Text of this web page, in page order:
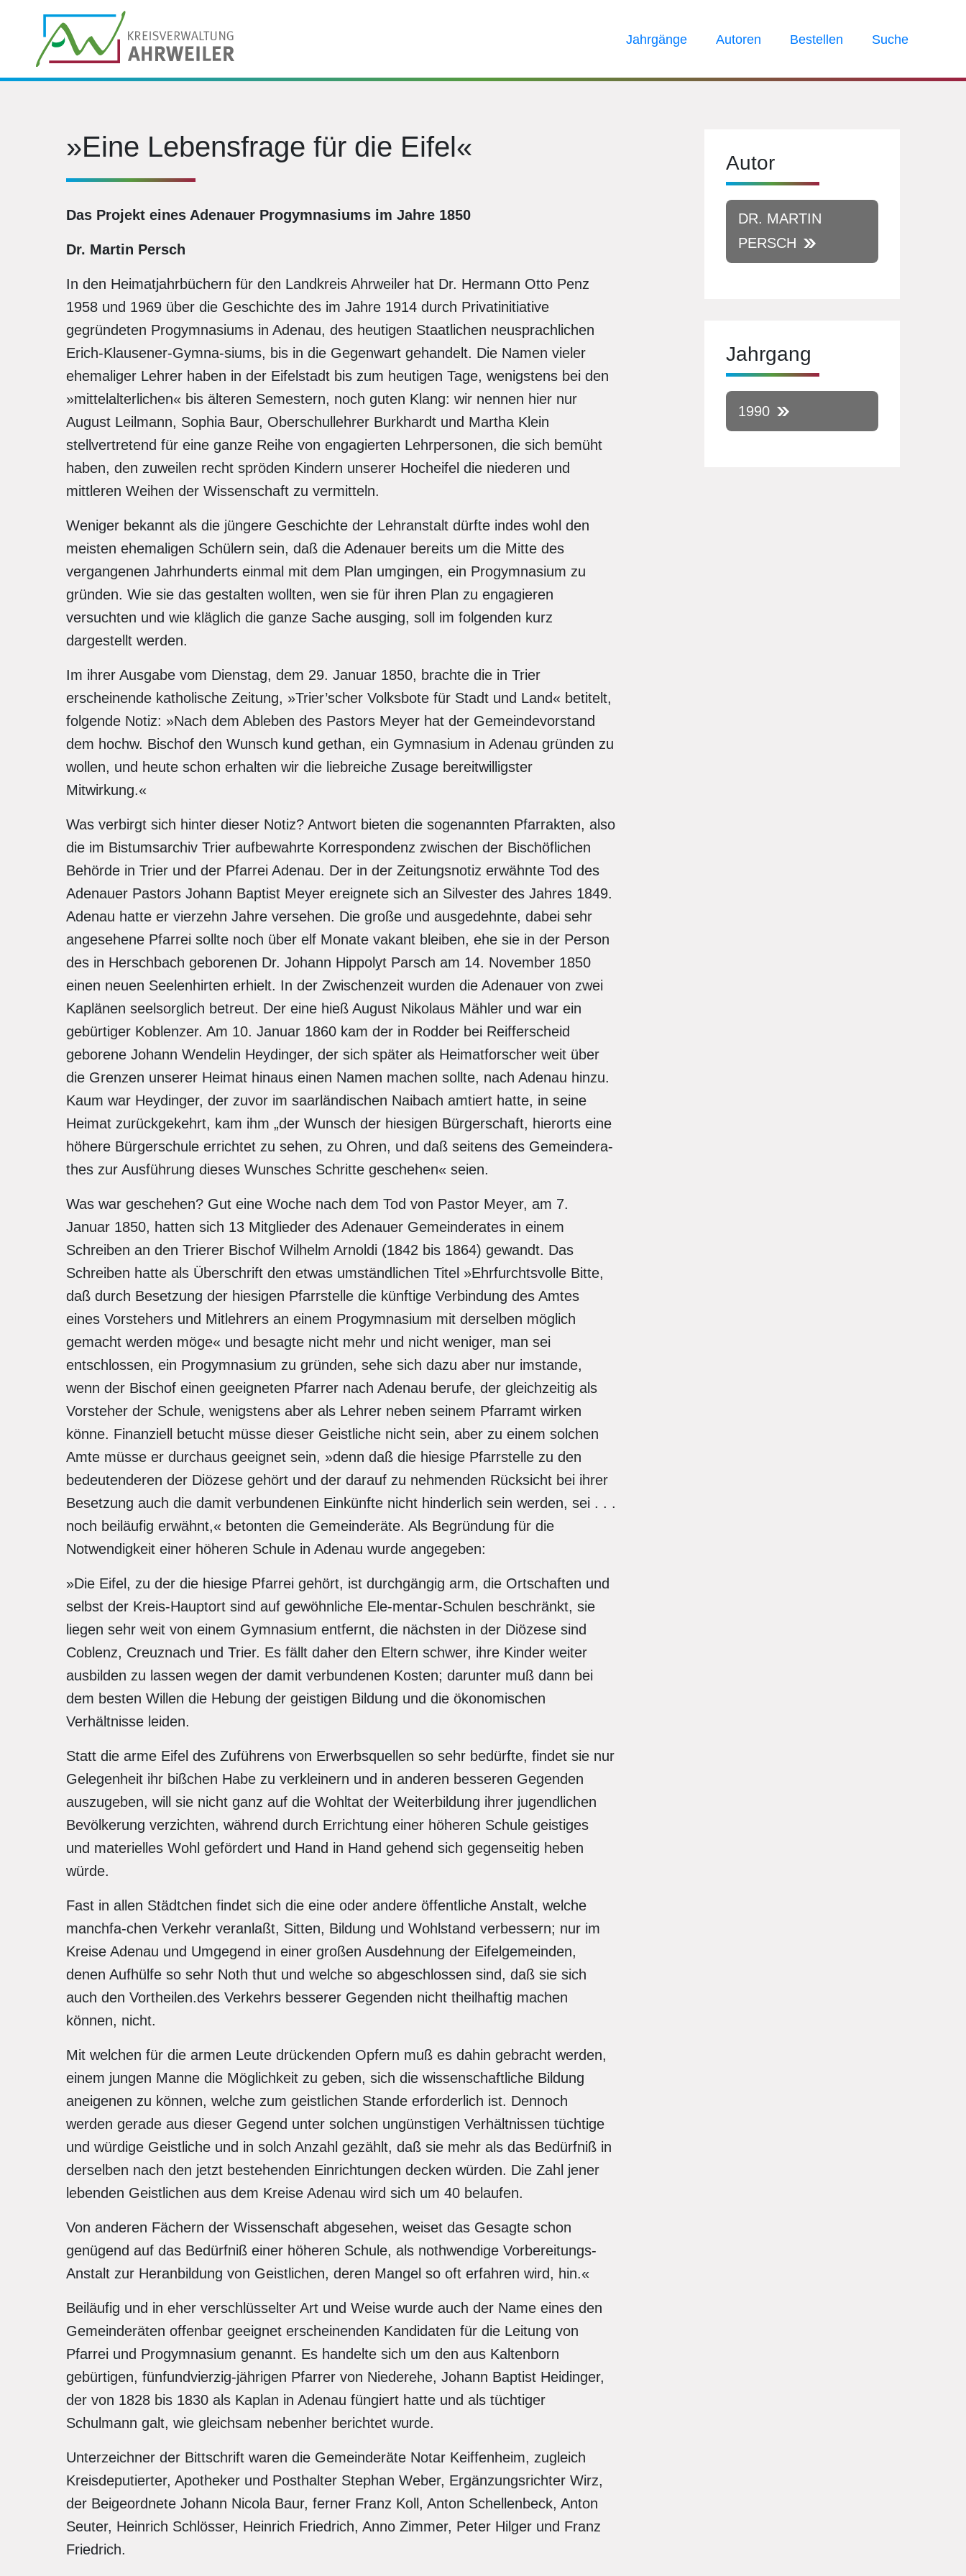
Jahrgänge Autoren Bestellen Suche
»Eine Lebensfrage für die Eifel«
Das Projekt eines Adenauer Progymnasiums im Jahre 1850
Dr. Martin Persch
In den Heimatjahrbüchern für den Landkreis Ahrweiler hat Dr. Hermann Otto Penz
1958 und 1969 über die Geschichte des im Jahre 1914 durch Privatinitiative
gegründeten Progymnasiums in Adenau, des heutigen Staatlichen neusprachlichen
Erich-Klausener-Gymna-siums, bis in die Gegenwart gehandelt. Die Namen vieler
ehemaliger Lehrer haben in der Eifelstadt bis zum heutigen Tage, wenigstens bei den
»mittelalterlichen« bis älteren Semestern, noch guten Klang: wir nennen hier nur
August Leilmann, Sophia Baur, Oberschullehrer Burkhardt und Martha Klein
stellvertretend für eine ganze Reihe von engagierten Lehrpersonen, die sich bemüht
haben, den zuweilen recht spröden Kindern unserer Hocheifel die niederen und
mittleren Weihen der Wissenschaft zu vermitteln.
Weniger bekannt als die jüngere Geschichte der Lehranstalt dürfte indes wohl den
meisten ehemaligen Schülern sein, daß die Adenauer bereits um die Mitte des
vergangenen Jahrhunderts einmal mit dem Plan umgingen, ein Progymnasium zu
gründen. Wie sie das gestalten wollten, wen sie für ihren Plan zu engagieren
versuchten und wie kläglich die ganze Sache ausging, soll im folgenden kurz
dargestellt werden.
Im ihrer Ausgabe vom Dienstag, dem 29. Januar 1850, brachte die in Trier
erscheinende katholische Zeitung, »Trier’scher Volksbote für Stadt und Land« betitelt,
folgende Notiz: »Nach dem Ableben des Pastors Meyer hat der Gemeindevorstand
dem hochw. Bischof den Wunsch kund gethan, ein Gymnasium in Adenau gründen zu
wollen, und heute schon erhalten wir die liebreiche Zusage bereitwilligster
Mitwirkung.«
Was verbirgt sich hinter dieser Notiz? Antwort bieten die sogenannten Pfarrakten, also
die im Bistumsarchiv Trier aufbewahrte Korrespondenz zwischen der Bischöflichen
Behörde in Trier und der Pfarrei Adenau. Der in der Zeitungsnotiz erwähnte Tod des
Adenauer Pastors Johann Baptist Meyer ereignete sich an Silvester des Jahres 1849.
Adenau hatte er vierzehn Jahre versehen. Die große und ausgedehnte, dabei sehr
angesehene Pfarrei sollte noch über elf Monate vakant bleiben, ehe sie in der Person
des in Herschbach geborenen Dr. Johann Hippolyt Parsch am 14. November 1850
einen neuen Seelenhirten erhielt. In der Zwischenzeit wurden die Adenauer von zwei
Kaplänen seelsorglich betreut. Der eine hieß August Nikolaus Mähler und war ein
gebürtiger Koblenzer. Am 10. Januar 1860 kam der in Rodder bei Reifferscheid
geborene Johann Wendelin Heydinger, der sich später als Heimatforscher weit über
die Grenzen unserer Heimat hinaus einen Namen machen sollte, nach Adenau hinzu.
Kaum war Heydinger, der zuvor im saarländischen Naibach amtiert hatte, in seine
Heimat zurückgekehrt, kam ihm „der Wunsch der hiesigen Bürgerschaft, hierorts eine
höhere Bürgerschule errichtet zu sehen, zu Ohren, und daß seitens des Gemeindera-
thes zur Ausführung dieses Wunsches Schritte geschehen« seien.
Was war geschehen? Gut eine Woche nach dem Tod von Pastor Meyer, am 7.
Januar 1850, hatten sich 13 Mitglieder des Adenauer Gemeinderates in einem
Schreiben an den Trierer Bischof Wilhelm Arnoldi (1842 bis 1864) gewandt. Das
Schreiben hatte als Überschrift den etwas umständlichen Titel »Ehrfurchtsvolle Bitte,
daß durch Besetzung der hiesigen Pfarrstelle die künftige Verbindung des Amtes
eines Vorstehers und Mitlehrers an einem Progymnasium mit derselben möglich
gemacht werden möge« und besagte nicht mehr und nicht weniger, man sei
entschlossen, ein Progymnasium zu gründen, sehe sich dazu aber nur imstande,
wenn der Bischof einen geeigneten Pfarrer nach Adenau berufe, der gleichzeitig als
Vorsteher der Schule, wenigstens aber als Lehrer neben seinem Pfarramt wirken
könne. Finanziell betucht müsse dieser Geistliche nicht sein, aber zu einem solchen
Amte müsse er durchaus geeignet sein, »denn daß die hiesige Pfarrstelle zu den
bedeutenderen der Diözese gehört und der darauf zu nehmenden Rücksicht bei ihrer
Besetzung auch die damit verbundenen Einkünfte nicht hinderlich sein werden, sei . . .
noch beiläufig erwähnt,« betonten die Gemeinderäte. Als Begründung für die
Notwendigkeit einer höheren Schule in Adenau wurde angegeben:
»Die Eifel, zu der die hiesige Pfarrei gehört, ist durchgängig arm, die Ortschaften und
selbst der Kreis-Hauptort sind auf gewöhnliche Ele-mentar-Schulen beschränkt, sie
liegen sehr weit von einem Gymnasium entfernt, die nächsten in der Diözese sind
Coblenz, Creuznach und Trier. Es fällt daher den Eltern schwer, ihre Kinder weiter
ausbilden zu lassen wegen der damit verbundenen Kosten; darunter muß dann bei
dem besten Willen die Hebung der geistigen Bildung und die ökonomischen
Verhältnisse leiden.
Statt die arme Eifel des Zuführens von Erwerbsquellen so sehr bedürfte, findet sie nur
Gelegenheit ihr bißchen Habe zu verkleinern und in anderen besseren Gegenden
auszugeben, will sie nicht ganz auf die Wohltat der Weiterbildung ihrer jugendlichen
Bevölkerung verzichten, während durch Errichtung einer höheren Schule geistiges
und materielles Wohl gefördert und Hand in Hand gehend sich gegenseitig heben
würde.
Fast in allen Städtchen findet sich die eine oder andere öffentliche Anstalt, welche
manchfa-chen Verkehr veranlaßt, Sitten, Bildung und Wohlstand verbessern; nur im
Kreise Adenau und Umgegend in einer großen Ausdehnung der Eifelgemeinden,
denen Aufhülfe so sehr Noth thut und welche so abgeschlossen sind, daß sie sich
auch den Vortheilen.des Verkehrs besserer Gegenden nicht theilhaftig machen
können, nicht.
Mit welchen für die armen Leute drückenden Opfern muß es dahin gebracht werden,
einem jungen Manne die Möglichkeit zu geben, sich die wissenschaftliche Bildung
aneigenen zu können, welche zum geistlichen Stande erforderlich ist. Dennoch
werden gerade aus dieser Gegend unter solchen ungünstigen Verhältnissen tüchtige
und würdige Geistliche und in solch Anzahl gezählt, daß sie mehr als das Bedürfniß in
derselben nach den jetzt bestehenden Einrichtungen decken würden. Die Zahl jener
lebenden Geistlichen aus dem Kreise Adenau wird sich um 40 belaufen.
Von anderen Fächern der Wissenschaft abgesehen, weiset das Gesagte schon
genügend auf das Bedürfniß einer höheren Schule, als nothwendige Vorbereitungs-
Anstalt zur Heranbildung von Geistlichen, deren Mangel so oft erfahren wird, hin.«
Beiläufig und in eher verschlüsselter Art und Weise wurde auch der Name eines den
Gemeinderäten offenbar geeignet erscheinenden Kandidaten für die Leitung von
Pfarrei und Progymnasium genannt. Es handelte sich um den aus Kaltenborn
gebürtigen, fünfundvierzig-jährigen Pfarrer von Niederehe, Johann Baptist Heidinger,
der von 1828 bis 1830 als Kaplan in Adenau füngiert hatte und als tüchtiger
Schulmann galt, wie gleichsam nebenher berichtet wurde.
Unterzeichner der Bittschrift waren die Gemeinderäte Notar Keiffenheim, zugleich
Kreisdeputierter, Apotheker und Posthalter Stephan Weber, Ergänzungsrichter Wirz,
der Beigeordnete Johann Nicola Baur, ferner Franz Koll, Anton Schellenbeck, Anton
Seuter, Heinrich Schlösser, Heinrich Friedrich, Anno Zimmer, Peter Hilger und Franz
Friedrich.
Autor
DR. MARTIN
PERSCH
Jahrgang
1990